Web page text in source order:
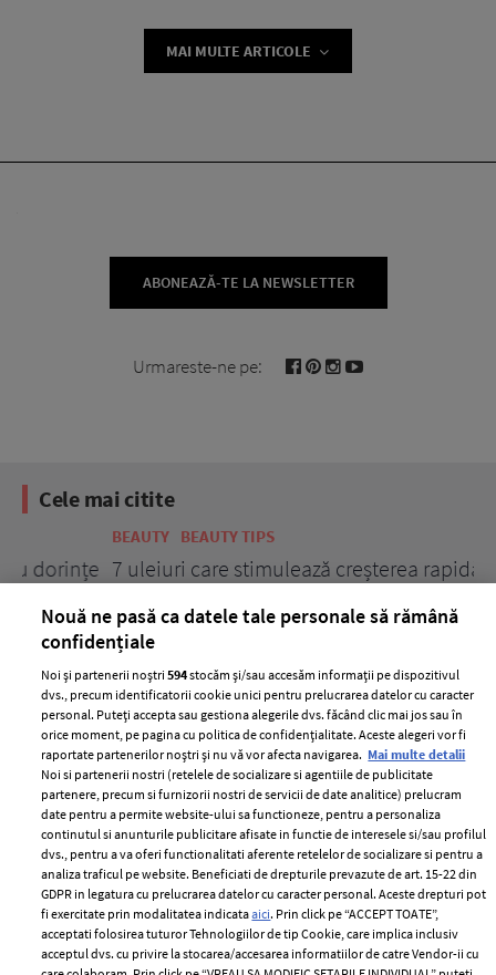
MAI MULTE ARTICOLE
ABONEAZĂ-TE LA NEWSLETTER
Urmareste-ne pe:
Cele mai citite
BEAUTY TIPS
7 uleiuri care stimulează creșterea rapidă a
ELLE Style Awards
2024
Despre ELLE
Romania
Contact
Abonamente
Termeni si conditii
Politica de
confidențialitate
Politica de cookies
Publicitate
Nouă ne pasă ca datele tale personale să rămână
confidențiale
Noi și partenerii noștri594stocăm și/sau accesăm informații pe dispozitivul
dvs., precum identificatorii cookie unici pentru prelucrarea datelor cu caracter
personal. Puteți accepta sau gestiona alegerile dvs. făcând clic mai jos sau în
orice moment, pe pagina cu politica de confidențialitate. Aceste alegeri vor fi
raportate partenerilor noștri și nu vă vor afecta navigarea. Mai multe detalii
Noi si partenerii nostri (retelele de socializare si agentiile de publicitate
partenere, precum si furnizorii nostri de servicii de date analitice) prelucram
date pentru a permite website-ului sa functioneze, pentru a personaliza
continutul si anunturile publicitare afisate in functie de interesele si/sau profilul
dvs., pentru a va oferi functionalitati aferente retelelor de socializare si pentru a
analiza traficul pe website. Beneficiati de drepturile prevazute de art. 15-22 din
GDPR in legatura cu prelucrarea datelor cu caracter personal. Aceste drepturi pot
fi exercitate prin modalitatea indicataaici. Prin click pe “ACCEPT TOATE”,
acceptati folosirea tuturor Tehnologiilor de tip Cookie, care implica inclusiv
acceptul dvs. cu privire la stocarea/accesarea informatiilor de catre Vendor-ii cu